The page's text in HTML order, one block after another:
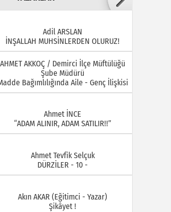
20.07.2026
Şube Müdürü
Madde Bağımlılığında Aile - Genç İlişkisi
Ahmet İNCE
“ADAM ALINIR, ADAM SATILIR!!”
Ahmet Tevfik Selçuk
DÜRZİLER - 10 -
Akın AKAR (Eğitimci - Yazar)
Şikâyet !
ALİ Haydar AKSAKAL
KOLEKSİYONCULARI KULÜBÜ ÜYELERİ YIL :
1930 ARİF DOĞAN